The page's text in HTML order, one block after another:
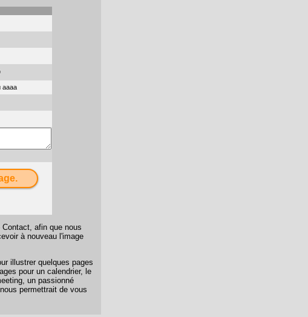
aaaa
Contact , afin que nous
à nouveau l'image
illustrer quelques pages
pour un calendrier, le
un passionné
permettrait de vous